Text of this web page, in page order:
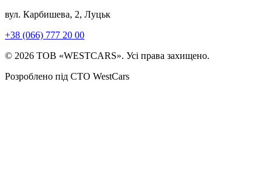
вул. Карбишева, 2, Луцьк
+38 (066) 777 20 00
© 2026 ТОВ «WESTCARS». Усі права захищено.
Розроблено під СТО WestCars